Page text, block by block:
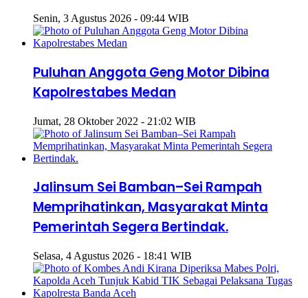
Senin, 3 Agustus 2026 - 09:44 WIB
Puluhan Anggota Geng Motor Dibina
Kapolrestabes Medan
Jumat, 28 Oktober 2022 - 21:02 WIB
Jalinsum Sei Bamban–Sei Rampah
Memprihatinkan, Masyarakat Minta
Pemerintah Segera Bertindak.
Selasa, 4 Agustus 2026 - 18:41 WIB